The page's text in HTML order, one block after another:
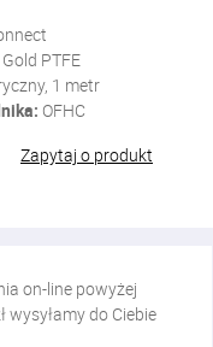
PTFE
1 metr
OFHC
Zapytaj o produkt
on-line powyżej
wysyłamy do Ciebie